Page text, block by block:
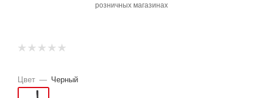
розничных магазинах
Цвет — Черный